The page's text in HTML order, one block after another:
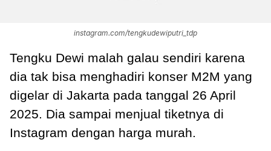
instagram.com/tengkudewiputri_tdp
Tengku Dewi malah galau sendiri karena
dia tak bisa menghadiri konser M2M yang
digelar di Jakarta pada tanggal 26 April
2025. Dia sampai menjual tiketnya di
Instagram dengan harga murah.